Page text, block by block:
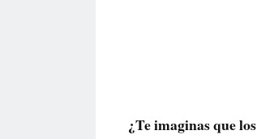
¿Te imaginas que